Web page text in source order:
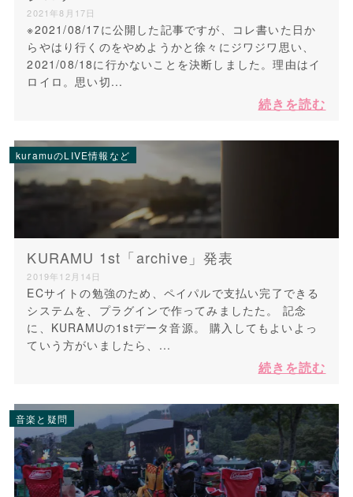
2021年8月17日
※2021/08/17に公開した記事ですが、コレ書いた日か
らやはり行くのをやめようかと徐々にジワジワ思い、
2021/08/18に行かないことを決断しました。理由はイ
ロイロ。思い切...
続きを読む
kuramuのLIVE情報など
KURAMU 1st「archive」発表
2019年12月14日
ECサイトの勉強のため、ペイパルで支払い完了できる
システムを、プラグインで作ってみましたた。 記念
に、KURAMUの1stデータ音源。 購入してもよいよっ
ていう方がいましたら、...
続きを読む
音楽と疑問